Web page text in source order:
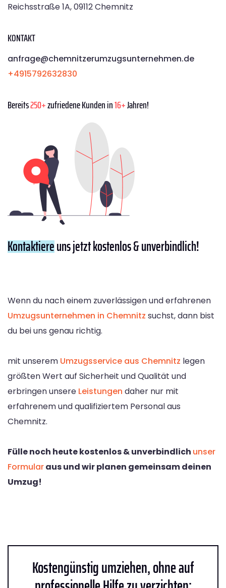
Reichsstraße 1A, 09112 Chemnitz
KONTAKT
anfrage@chemnitzerumzugsunternehmen.de
+4915792632830
Bereits250+zufriedene Kunden in16+Jahren!
Kontaktiereuns jetzt kostenlos & unverbindlich!
Wenn du nach einem zuverlässigen und erfahrenen
Umzugsunternehmen in Chemnitz suchst, dann bist
du bei uns genau richtig.
mit unserem Umzugsservice aus Chemnitz legen
größten Wert auf Sicherheit und Qualität und
erbringen unsere Leistungen daher nur mit
erfahrenem und qualifiziertem Personal aus
Chemnitz.
Fülle noch heute kostenlos & unverbindlich unser
Formularaus und wir planen gemeinsam deinen
Umzug!
Kostengünstig umziehen, ohne auf